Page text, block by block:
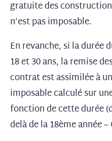
gratuite des
n’est pas imposable.
En revanche, si la durée
18 et 30 ans, la remise
contrat est assimilée à
imposable calculé sur
fonction de cette durée
delà de la 18ème année